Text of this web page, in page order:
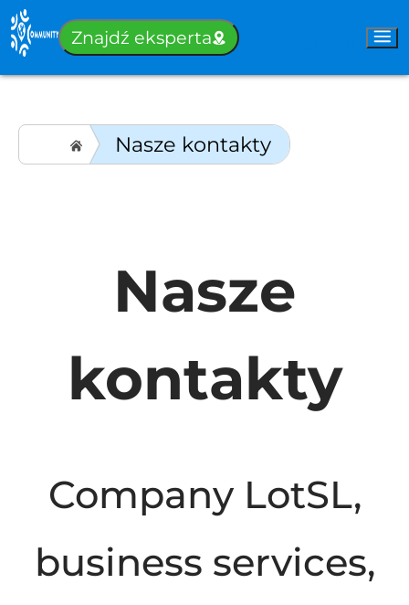
Znajdź eksperta
Nasze kontakty
Nasze
kontakty
Company LotSL,
business services,